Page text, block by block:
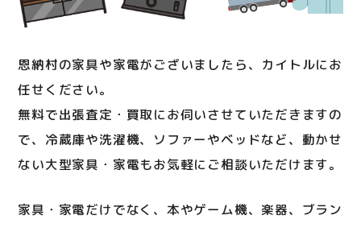
恩納村の家具や家電がございましたら、カイトルにお
任せください。
無料で出張査定・買取にお伺いさせていただきますの
で、冷蔵庫や洗濯機、ソファーやベッドなど、動かせ
ない大型家具・家電もお気軽にご相談いただけます。
家具・家電だけでなく、本やゲーム機、楽器、ブラン